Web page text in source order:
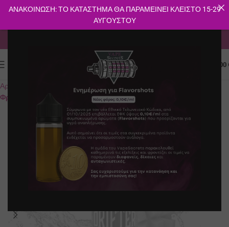
0.00
Αρχική σελίδα Υγρά Αναπλήρωσης
Φρούτα
ΑΝΑΚΟΙΝΩΣΗ: ΤΟ ΚΑΤΑΣΤΗΜΑ ΘΑ ΠΑΡΑΜΕΙΝΕΙ ΚΛΕΙΣΤΟ 15-29
ΑΥΓΟΥΣΤΟΥ